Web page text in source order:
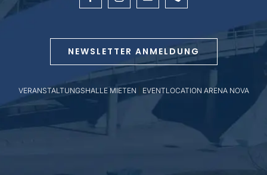
NEWSLETTER ANMELDUNG
VERANSTALTUNGSHALLE MIETEN EVENTLOCATION ARENA NOVA